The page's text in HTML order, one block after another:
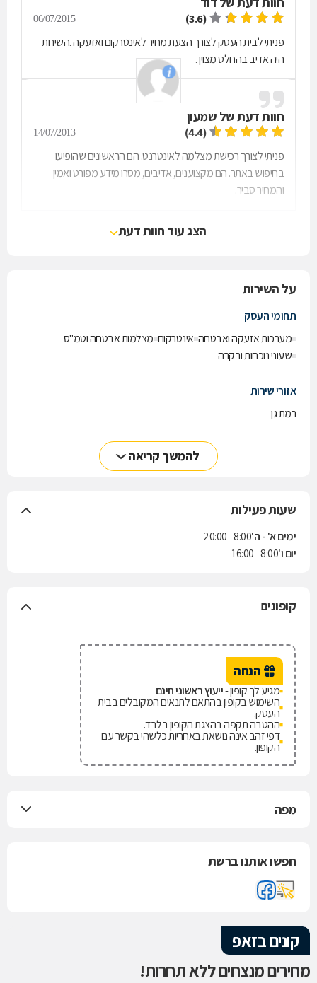
(3.6)
06/07/2015
פניתי לבית העסק לצורך הצעת מחיר לאינטרקום ואזעקה .השירות
היה אדיב בהחלט מצוין .
חוות דעת של שמעון
(4.4)
14/07/2013
פניתי לצורך רכישת מצלמה לאינטרנט. הם הראשונים שהופיעו
בחיפוש באתר. הם מקצוענים, אדיבים, מסרו מידע מפורט ואמין
והמחיר סביר.
הצג עוד חוות דעת
על השירות
תחומי העסק
מערכות אזעקה ואבטחה אינטרקום מצלמות אבטחה וטמ"ס
שעוני נוכחות ובקרה
אזורי שירות
רמת גן
להמשך קריאה
שעות פעילות
ימים א' - ה'8:00 - 20:00
יום ו'8:00 - 16:00
קופונים
הנחה
מגיע לך קופון -ייעוץ ראשוני חינם
השימוש בקופון בהתאם לתנאים המקובלים בבית
העסק.
ההטבה תקפה בהצגת הקופון בלבד.
דפי זהב אינה נושאת באחריות כלשהי בקשר עם
הקופון.
מפה
חפשו אותנו ברשת
קונים בזאפ
מחירים מנצחים ללא תחרות!